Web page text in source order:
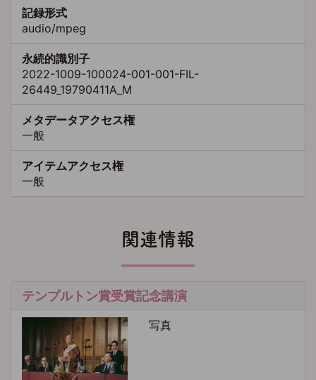
記録形式
audio/mpeg
永続的識別子
2022-1009-100024-001-001-FIL-
26449_19790411A_M
メタデータアクセス権
一般
アイテムアクセス権
一般
関連情報
テンプルトン賞受賞記念講演
写真